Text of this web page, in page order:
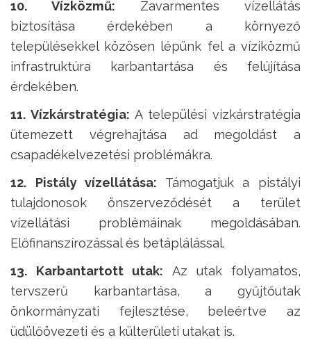
10. Vízközmű: Zavarmentes vízellátás
biztosítása érdekében a környező
településekkel közösen lépünk fel a víziközmű
infrastruktúra karbantartása és felújítása
érdekében.
11. Vízkárstratégia: A települési vízkárstratégia
ütemezett végrehajtása ad megoldást a
csapadékelvezetési problémákra.
12. Pistály vízellátása: Támogatjuk a pistályi
tulajdonosok önszerveződését a terület
vízellátási problémáinak megoldásában.
Előfinanszírozással és betáplálással.
13. Karbantartott utak: Az utak folyamatos,
tervszerű karbantartása, a gyűjtőutak
önkormányzati fejlesztése, beleértve az
üdülőövezeti és a külterületi utakat is.